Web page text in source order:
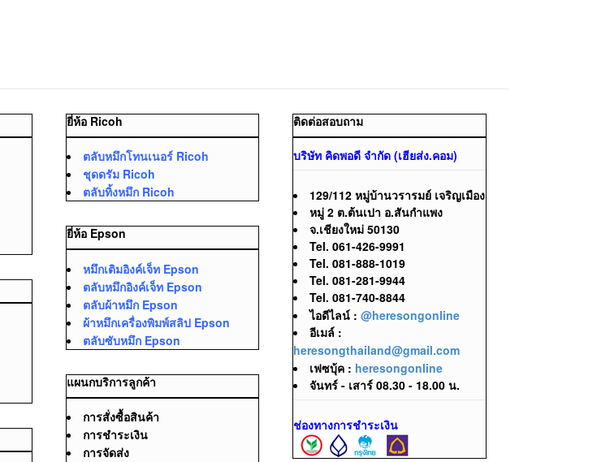
ยี่ห้อ Ricoh
ตลับหมึกโทนเนอร์ Ricoh
ชุดดรัม Ricoh
ตลับทิ้งหมึก Ricoh
ยี่ห้อ Epson
หมึกเติมอิงค์เจ็ท Epson
ตลับหมึกอิงค์เจ็ท Epson
ตลับผ้าหมึก Epson
ผ้าหมึกเครื่องพิมพ์สลิป Epson
ตลับซับหมึก Epson
แผนกบริการลูกค้า
การสั่งซื้อสินค้า
การชำระเงิน
การจัดส่ง
ติดต่อสอบถาม
บริษัท คิดพอดี จำกัด (เฮียส่ง.คอม)
129/112 หมู่บ้านวรารมย์ เจริญเมือง
หมู่ 2 ต.ต้นเปา อ.สันกำแพง
จ.เชียงใหม่ 50130
Tel. 061-426-9991
Tel. 081-888-1019
Tel. 081-281-9944
Tel. 081-740-8844
ไอดีไลน์ :@heresongonline
อีเมล์ :
heresongthailand@gmail.com
เฟซบุ้ค : heresongonline
จันทร์ - เสาร์ 08.30 - 18.00 น.
ช่องทางการชำระเงิน